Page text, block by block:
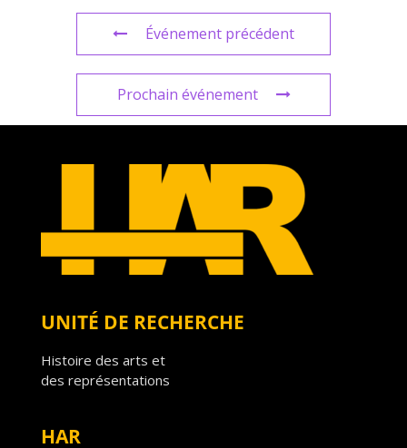
Événement précédent
Prochain événement
UNITÉ DE RECHERCHE
Histoire des arts et
des représentations
HAR